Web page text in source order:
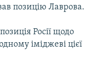
позицію Лаврова.
Росії щодо
іміджеві цієї